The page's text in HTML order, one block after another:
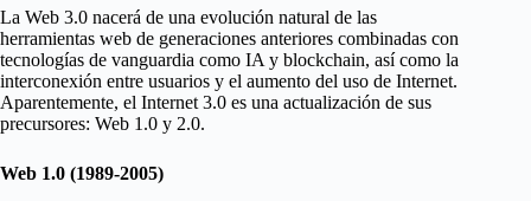
La Web 3.0 nacerá de una evolución natural de las
herramientas web de generaciones anteriores combinadas con
tecnologías de vanguardia como IA y blockchain, así como la
interconexión entre usuarios y el aumento del uso de Internet.
Aparentemente, el Internet 3.0 es una actualización de sus
precursores: Web 1.0 y 2.0.
Web 1.0 (1989-2005)